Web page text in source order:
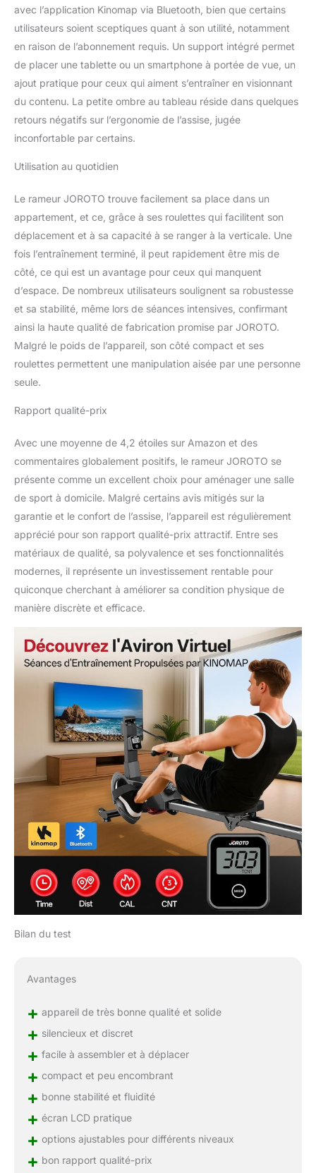
rail unique, supportant
Les rails extra-larges
assurent une glisse
fluide, adaptée aux
utilisateurs de 1,45 m à
1,9 m. Parfait pour des
vibrations—conçu pour
Magnétique Ultra-
Silencieuse – Idéal pour
à son volant d'inertie et
ses 16 niveaux de
résistance magnétique,
le rameur MR19
fonctionne presque sans
bruit—parfait pour les
appartements. Ajustez
l'intensité facilement
(niveaux 1-8 pour
tout moment.
Entraînement Complet –
Brûlez les Graisses et
Musclez-Vous: Exercice
Full-Body Efficace, Le
rameur MR19 sollicite
90% des muscles (bras,
jambes, abdominaux,
dos). 20 minutes = 1
heure de jogging en
brûlage de calories ! Avec
muscle, améliore
l'endurance et booste le
métabolisme—le tout en
un seul appareil
compact. Gain de Place &
Montage Rapide – Parfait
pour Petits Espaces:
Compact et Facile à
Ranger, Conçu pour les
petits logements, le
rameur MR19 se plie
verticalement (0,3 m² de
rangement, 0,7 m² en
usage). Pré-assemblé à
90%—prêt en 20
minutes avec notice
d'encombrement, juste
un fitness efficace et
organisé. Support
prioritaire. Bénéficiez
souci. Notre équipe vous
aide pour l'installation, le
—pour que votre rameur
avec l’application Kinomap via Bluetooth, bien que certains
utilisateurs soient sceptiques quant à son utilité, notamment
en raison de l’abonnement requis. Un support intégré permet
de placer une tablette ou un smartphone à portée de vue, un
ajout pratique pour ceux qui aiment s’entraîner en visionnant
du contenu. La petite ombre au tableau réside dans quelques
retours négatifs sur l’ergonomie de l’assise, jugée
inconfortable par certains.
Utilisation au quotidien
Le rameur JOROTO trouve facilement sa place dans un
appartement, et ce, grâce à ses roulettes qui facilitent son
déplacement et à sa capacité à se ranger à la verticale. Une
fois l’entraînement terminé, il peut rapidement être mis de
côté, ce qui est un avantage pour ceux qui manquent
d’espace. De nombreux utilisateurs soulignent sa robustesse
et sa stabilité, même lors de séances intensives, confirmant
ainsi la haute qualité de fabrication promise par JOROTO.
Malgré le poids de l’appareil, son côté compact et ses
roulettes permettent une manipulation aisée par une personne
seule.
Rapport qualité-prix
Avec une moyenne de 4,2 étoiles sur Amazon et des
commentaires globalement positifs, le rameur JOROTO se
présente comme un excellent choix pour aménager une salle
de sport à domicile. Malgré certains avis mitigés sur la
garantie et le confort de l’assise, l’appareil est régulièrement
apprécié pour son rapport qualité-prix attractif. Entre ses
matériaux de qualité, sa polyvalence et ses fonctionnalités
modernes, il représente un investissement rentable pour
quiconque cherchant à améliorer sa condition physique de
manière discrète et efficace.
Bilan du test
Avantages
+ appareil de très bonne qualité et solide
+ silencieux et discret
+ facile à assembler et à déplacer
+ compact et peu encombrant
+ bonne stabilité et fluidité
+ écran LCD pratique
+ options ajustables pour différents niveaux
+ bon rapport qualité-prix